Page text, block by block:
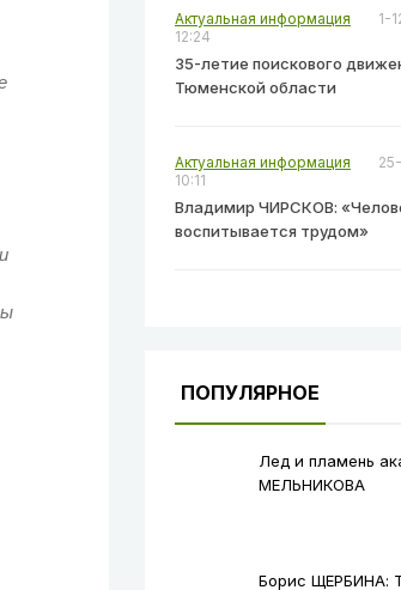
Актуальная информация
1-
12:24
35-летие поискового
Тюменской области
Актуальная информация
10:11
Владимир ЧИРСКОВ:
воспитывается трудом»
ПОПУЛЯРНОЕ
Лед и пламень
МЕЛЬНИКОВА
Борис ЩЕРБИНА: